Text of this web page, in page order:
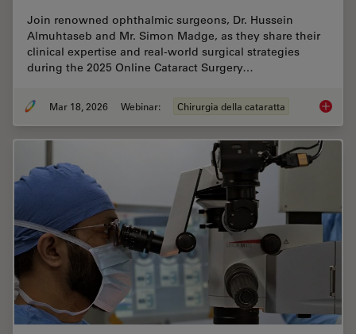
Join renowned ophthalmic surgeons, Dr. Hussein
Almuhtaseb and Mr. Simon Madge, as they share their
clinical expertise and real-world surgical strategies
during the 2025 Online Cataract Surgery…
Mar 18, 2026 Webinar: Chirurgia della cataratta Expert